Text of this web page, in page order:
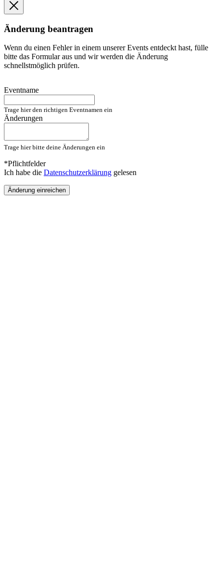
Änderung beantragen
Wenn du einen Fehler in einem unserer Events entdeckt hast, fülle
bitte das Formular aus und wir werden die Änderung
schnellstmöglich prüfen.
Eventname
Trage hier den richtigen Eventnamen ein
Änderungen
Trage hier bitte deine Änderungen ein
*Pflichtfelder
Ich habe die Datenschutzerklärung gelesen
Änderung einreichen